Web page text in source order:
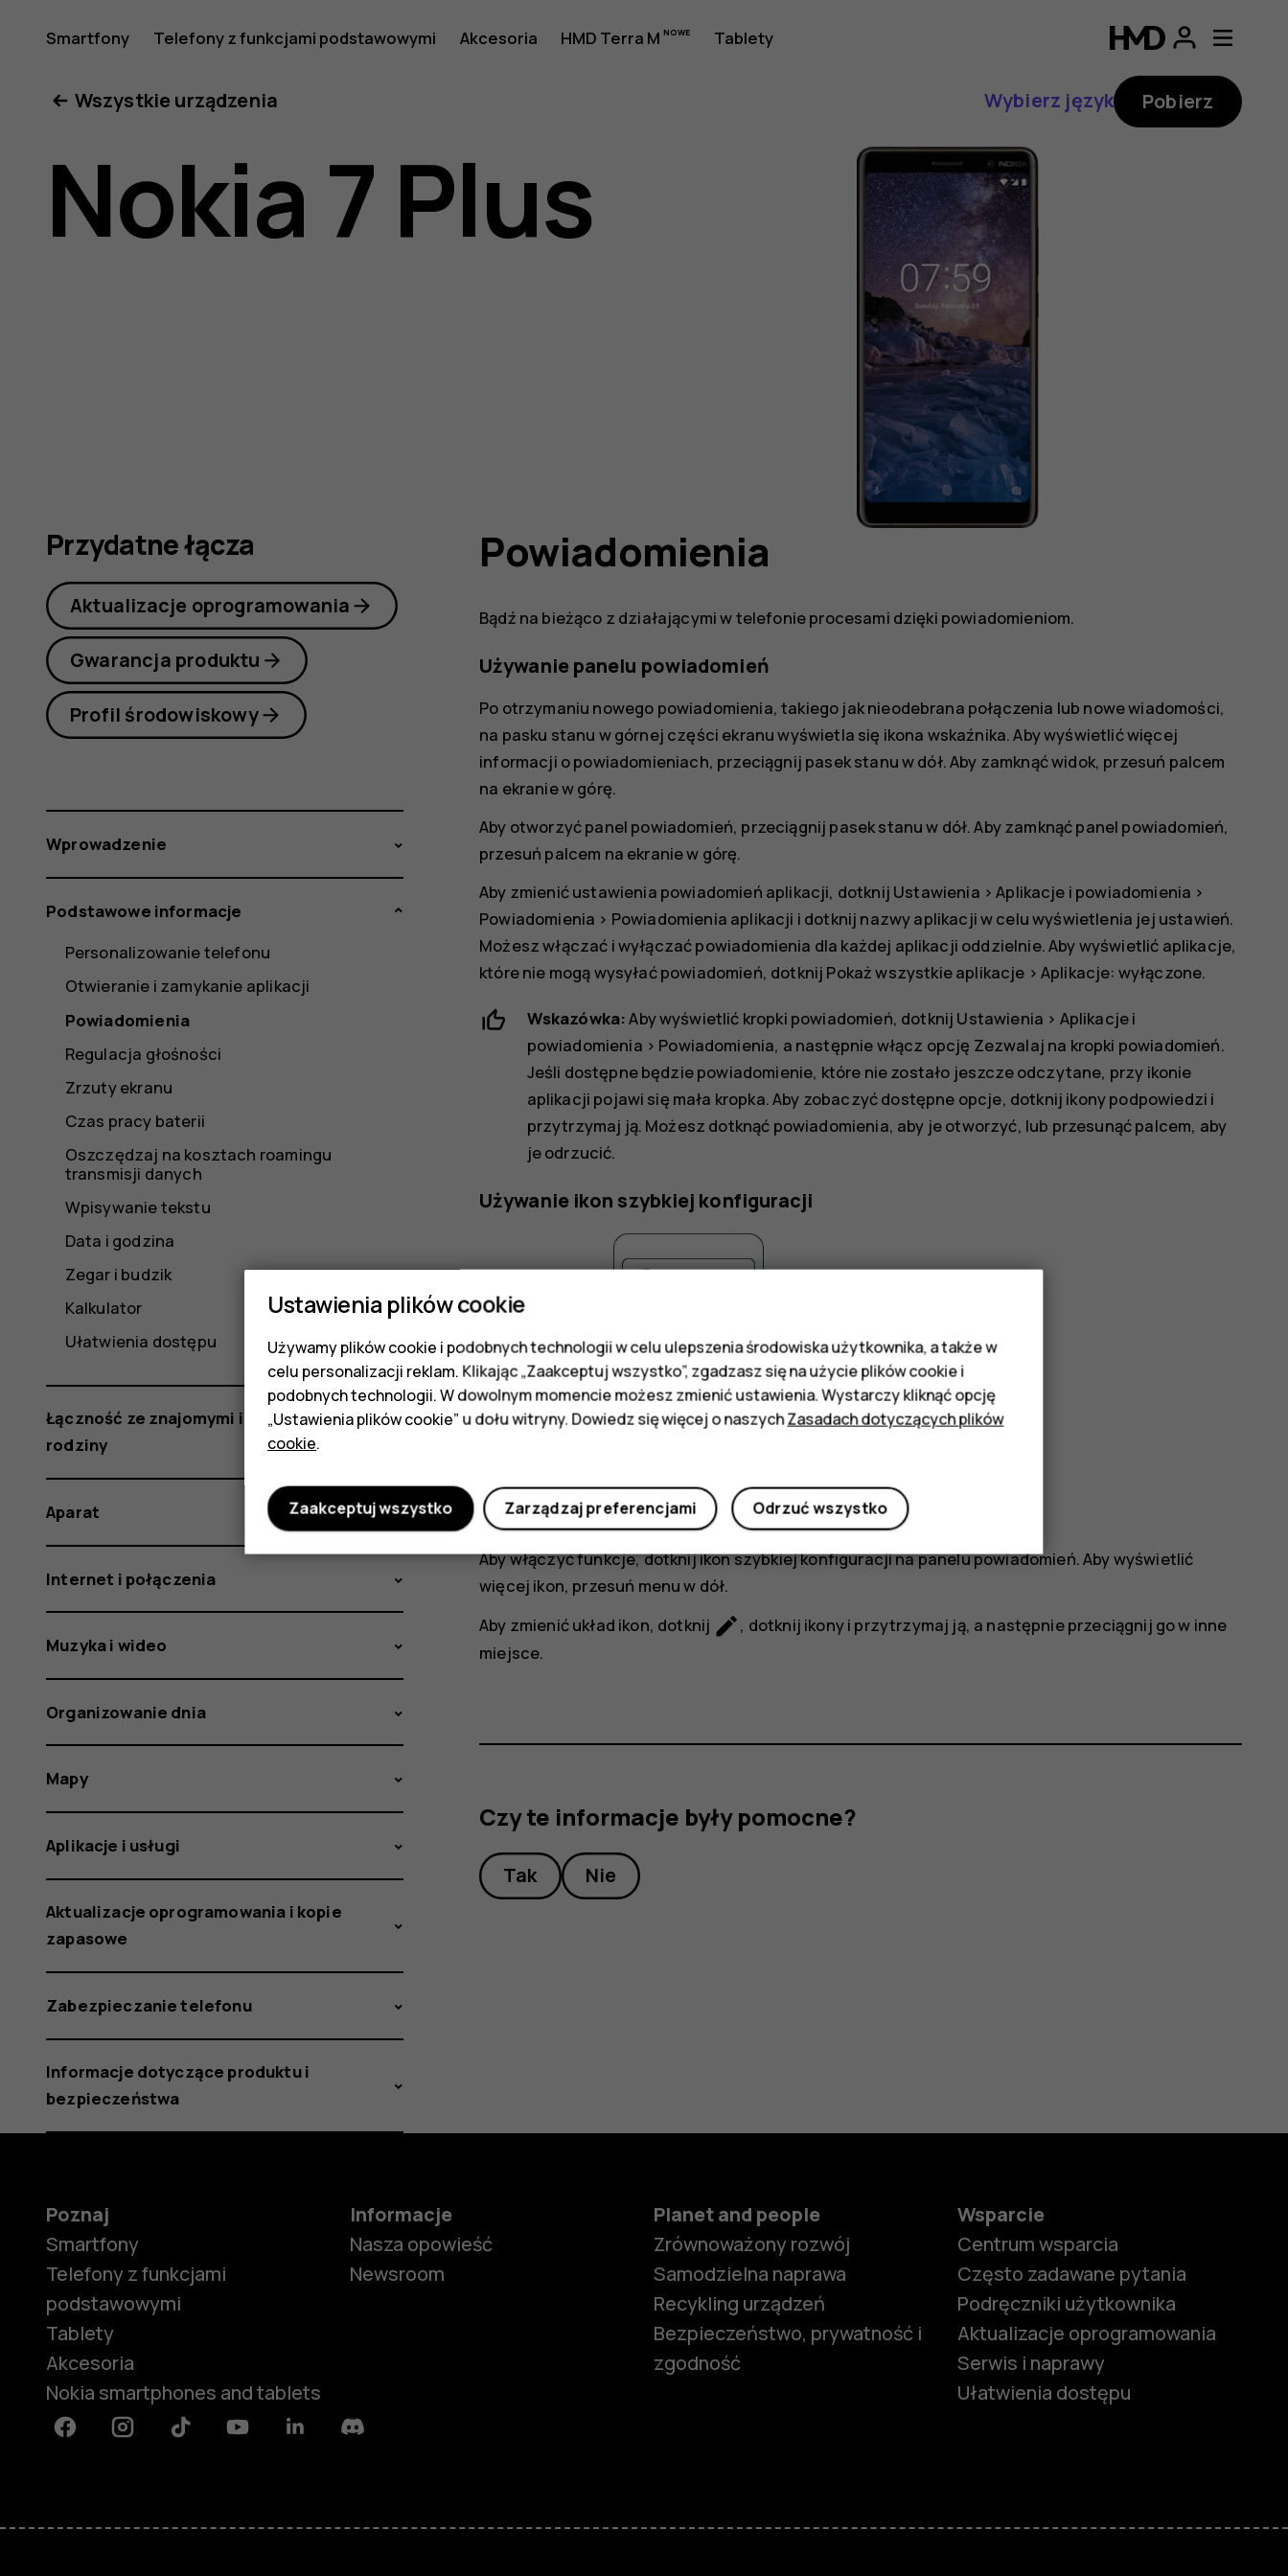
Instrukcja
obsługi
telefonu
Plus
Smartfony Telefony z funkcjami podstawowymi Akcesoria HMD Terra M Tablety
podstawowymi
Wszystkie urządzenia
Wybierz język Pobierz
Nokia 7 Plus
Powiadomienia
Bądź na bieżąco z działającymi w telefonie procesami dzięki powiadomieniom.
Używanie panelu powiadomień
Po otrzymaniu nowego powiadomienia, takiego jak nieodebrana połączenia lub nowe wiadomości,
na pasku stanu w górnej części ekranu wyświetla się ikona wskaźnika. Aby wyświetlić więcej
informacji o powiadomieniach, przeciągnij pasek stanu w dół. Aby zamknąć widok, przesuń palcem
na ekranie w górę.
Aby otworzyć panel powiadomień, przeciągnij pasek stanu w dół. Aby zamknąć panel powiadomień,
przesuń palcem na ekranie w górę.
Aby zmienić ustawienia powiadomień aplikacji, dotknij Ustawienia >Aplikacje i powiadomienia >
Powiadomienia > Powiadomienia aplikacji i dotknij nazwy aplikacji w celu wyświetlenia jej ustawień.
Możesz włączać i wyłączać powiadomienia dla każdej aplikacji oddzielnie. Aby wyświetlić aplikacje,
które nie mogą wysyłać powiadomień, dotknij Pokaż wszystkie aplikacje > Aplikacje: wyłączone.
Wskazówka:Aby wyświetlić kropki powiadomień, dotknij Ustawienia > Aplikacje i
powiadomienia > Powiadomienia, a następnie włącz opcję Zezwalaj na kropki powiadomień.
Jeśli dostępne będzie powiadomienie, które nie zostało jeszcze odczytane, przy ikonie
aplikacji pojawi się mała kropka. Aby zobaczyć dostępne opcje, dotknij ikony podpowiedzi i
przytrzymaj ją. Możesz dotknąć powiadomienia, aby je otworzyć, lub przesunąć palcem, aby
je odrzucić.
Używanie ikon szybkiej konfiguracji
Aby włączyć funkcje, dotknij ikon szybkiej konfiguracji na panelu powiadomień. Aby wyświetlić
więcej ikon, przesuń menu w dół.
Aby zmienić układ ikon, dotknij mode_edit, dotknij ikony i przytrzymaj ją, a następnie przeciągnij go w inne
miejsce.
Czy te informacje były pomocne?
Tak Nie
Przydatne łącza
Aktualizacje oprogramowania
Gwarancja produktu
Profil środowiskowy
Wprowadzenie
Podstawowe informacje
Personalizowanie telefonu
Otwieranie i zamykanie aplikacji
Powiadomienia
Regulacja głośności
Zrzuty ekranu
Czas pracy baterii
Oszczędzaj na kosztach roamingu
transmisji danych
Wpisywanie tekstu
Data i godzina
Zegar i budzik
Kalkulator
Ułatwienia dostępu
Łączność ze znajomymi i członkami
rodziny
Aparat
Internet i połączenia
Muzyka i wideo
Organizowanie dnia
Mapy
Aplikacje i usługi
Aktualizacje oprogramowania i kopie
zapasowe
Zabezpieczanie telefonu
Informacje dotyczące produktu i
bezpieczeństwa
Poznaj
Smartfony
Telefony z funkcjami
podstawowymi
Tablety
Akcesoria
Nokia smartphones and tablets
Informacje
Nasza opowieść
Newsroom
Planet and people
Zrównoważony rozwój
Samodzielna naprawa
Recykling urządzeń
Bezpieczeństwo, prywatność i
zgodność
Wsparcie
Centrum wsparcia
Często zadawane pytania
Podręczniki użytkownika
Aktualizacje oprogramowania
Serwis i naprawy
Ułatwienia dostępu
FacebookInstagramTiktok YoutubeLinkedinDiscord
Ustawienia plików cookie
Używamy plików cookie i podobnych technologii w celu ulepszenia środowiska użytkownika, a także w
celu personalizacji reklam. Klikając „Zaakceptuj wszystko”, zgadzasz się na użycie plików cookie i
podobnych technologii. W dowolnym momencie możesz zmienić ustawienia. Wystarczy kliknąć opcję
„Ustawienia plików cookie” u dołu witryny. Dowiedz się więcej o naszychZasadach dotyczących plików
cookie.
Odrzuć wszystko
Zarządzaj preferencjami
Zaakceptuj wszystko